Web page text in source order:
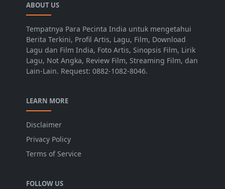
ABOUT US
Tempatnya Para Pecinta India untuk mengetahui
Berita Terkini, Profil Artis, Lagu, Film, Download
Lagu dan Film India, Foto Artis, Sinopsis Film, Lirik
Lagu, Not Angka, Review Film, Streaming Film, dan
Lain-Lain. Request: 0882-1082-8046.
LEARN MORE
Disclaimer
Privacy Policy
Terms of Service
FOLLOW US